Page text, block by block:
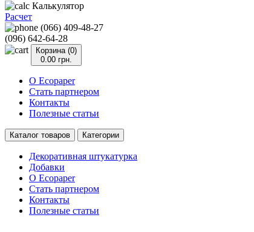
Калькулятор
Расчет
(066) 409-48-27
(096) 642-64-28
Корзина (0)
0.00 грн.
О Ecopaper
Стать партнером
Контакты
Полезные статьи
Каталог товаров Категории
Декоративная штукатурка
Добавки
О Ecopaper
Стать партнером
Контакты
Полезные статьи